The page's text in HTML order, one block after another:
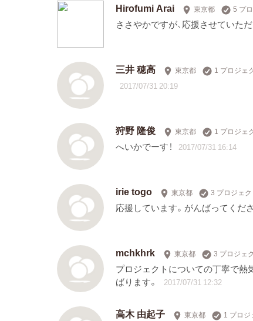
Hirofumi Arai 東京都 5 プ
ささやかですが、応援させていただ
三井 穂高 東京都 1 プロジェ
2017/07/31 20:19
狩野 隆俊 東京都 1 プロジェ
へいかでーす！ 2017/07/31 16:14
irie togo 東京都 3 プロジェ
応援しています。がんばってくだ
mchkhrk 東京都 3 プロジェ
プロジェクトについての丁寧で熱
ばります。
2017/07/31 12:32
高木 由起子 東京都 1 プロジ